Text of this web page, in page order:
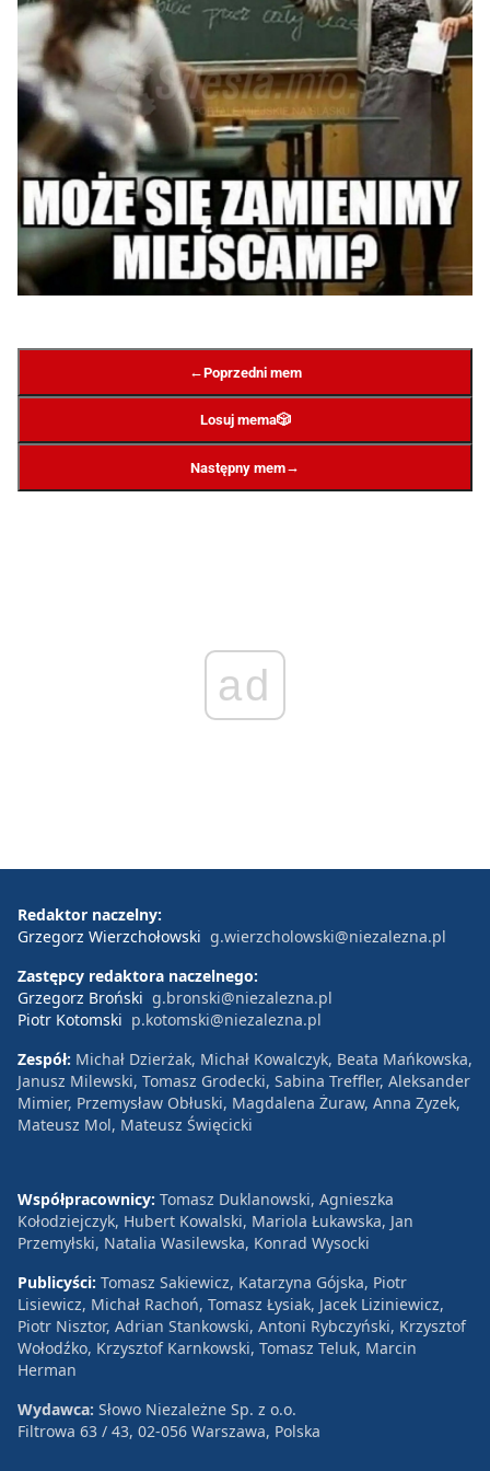
←Poprzedni mem
Losuj mema🎲
Następny mem→
ad
Redaktor naczelny:
Grzegorz Wierzchołowski g.wierzcholowski@niezalezna.pl
Zastępcy redaktora naczelnego:
Grzegorz Broński g.bronski@niezalezna.pl
Piotr Kotomski p.kotomski@niezalezna.pl
Zespół: Michał Dzierżak, Michał Kowalczyk, Beata Mańkowska,
Janusz Milewski, Tomasz Grodecki, Sabina Treffler, Aleksander
Mimier, Przemysław Obłuski, Magdalena Żuraw, Anna Zyzek,
Mateusz Mol, Mateusz Święcicki
Współpracownicy: Tomasz Duklanowski, Agnieszka
Kołodziejczyk, Hubert Kowalski, Mariola Łukawska, Jan
Przemyłski, Natalia Wasilewska, Konrad Wysocki
Publicyści: Tomasz Sakiewicz, Katarzyna Gójska, Piotr
Lisiewicz, Michał Rachoń, Tomasz Łysiak, Jacek Liziniewicz,
Piotr Nisztor, Adrian Stankowski, Antoni Rybczyński, Krzysztof
Wołodźko, Krzysztof Karnkowski, Tomasz Teluk, Marcin
Herman
Wydawca: Słowo Niezależne Sp. z o.o.
Filtrowa 63 / 43, 02-056 Warszawa, Polska